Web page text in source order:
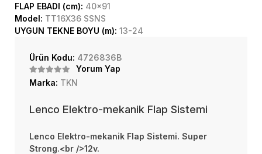
FLAP EBADI (cm): 40x91
Model: TT16X36 SSNS
UYGUN TEKNE BOYU (m): 13-24
Ürün Kodu: 4726836B
Yorum Yap
Marka: TKN
Lenco Elektro-mekanik Flap Sistemi
Lenco Elektro-mekanik Flap Sistemi. Super
Strong.<br />12v.